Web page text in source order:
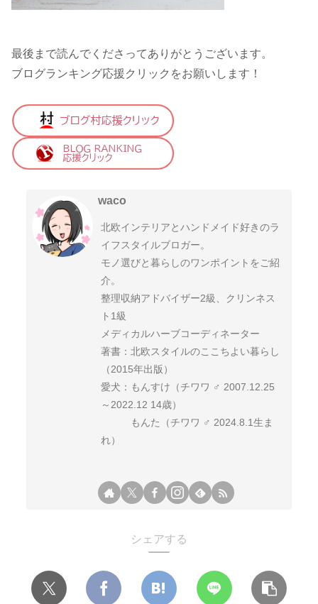
最後まで読んでくださってありがとうございます。
ブログランキング応援クリックをお願いします！
waco
北欧インテリアとハンドメイド好きのラ
イフスタイルブロガー。
モノ選びと暮らしのワンポイントをご紹
介。
整理収納アドバイザー2級、クリンネス
ト1級
メディカルハーブコーディネーター
著書：北欧スタイルのここちよい暮らし
（2015年出版）
愛犬：もんすけ（チワワ ♂ 2007.12.25
～2022.12 14歳）
もんた（チワワ ♂ 2024.8.1生ま
れ）
シェアする